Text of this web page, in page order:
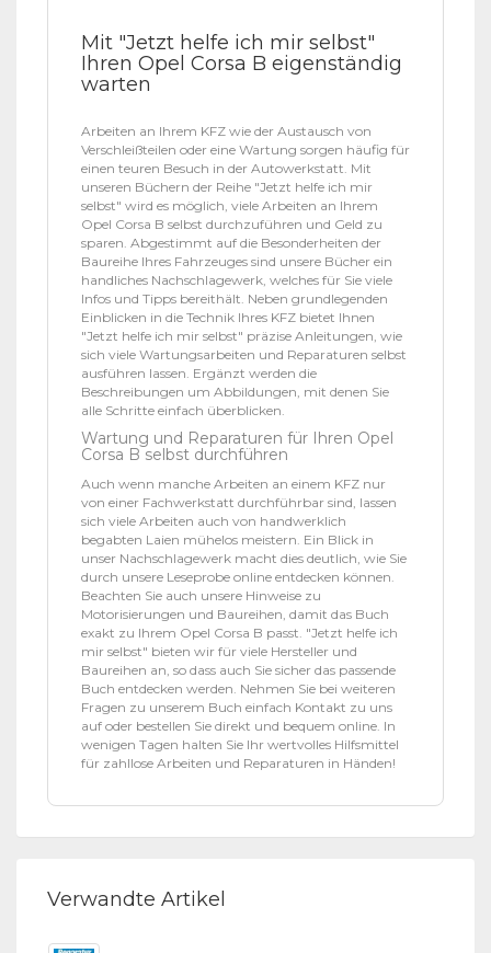
Mit "Jetzt helfe ich mir selbst"
Ihren Opel Corsa B eigenständig
warten
Arbeiten an Ihrem KFZ wie der Austausch von
Verschleißteilen oder eine Wartung sorgen häufig für
einen teuren Besuch in der Autowerkstatt. Mit
unseren Büchern der Reihe "Jetzt helfe ich mir
selbst" wird es möglich, viele Arbeiten an Ihrem
Opel Corsa B selbst durchzuführen und Geld zu
sparen. Abgestimmt auf die Besonderheiten der
Baureihe Ihres Fahrzeuges sind unsere Bücher ein
handliches Nachschlagewerk, welches für Sie viele
Infos und Tipps bereithält. Neben grundlegenden
Einblicken in die Technik Ihres KFZ bietet Ihnen
"Jetzt helfe ich mir selbst" präzise Anleitungen, wie
sich viele Wartungsarbeiten und Reparaturen selbst
ausführen lassen. Ergänzt werden die
Beschreibungen um Abbildungen, mit denen Sie
alle Schritte einfach überblicken.
Wartung und Reparaturen für Ihren Opel
Corsa B selbst durchführen
Auch wenn manche Arbeiten an einem KFZ nur
von einer Fachwerkstatt durchführbar sind, lassen
sich viele Arbeiten auch von handwerklich
begabten Laien mühelos meistern. Ein Blick in
unser Nachschlagewerk macht dies deutlich, wie Sie
durch unsere Leseprobe online entdecken können.
Beachten Sie auch unsere Hinweise zu
Motorisierungen und Baureihen, damit das Buch
exakt zu Ihrem Opel Corsa B passt. "Jetzt helfe ich
mir selbst" bieten wir für viele Hersteller und
Baureihen an, so dass auch Sie sicher das passende
Buch entdecken werden. Nehmen Sie bei weiteren
Fragen zu unserem Buch einfach Kontakt zu uns
auf oder bestellen Sie direkt und bequem online. In
wenigen Tagen halten Sie Ihr wertvolles Hilfsmittel
für zahllose Arbeiten und Reparaturen in Händen!
Verwandte Artikel